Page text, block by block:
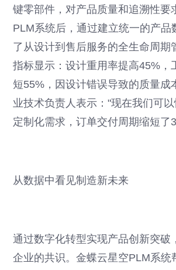
键零部件，对产品质量和追溯性要
PLM系统后，通过建立统一的产品
了从设计到售后服务的全生命周期
指标显示：设计重用率提高45%，
短55%，因设计错误导致的质量成
业技术负责人表示："现在我们可
定制化需求，订单交付周期缩短了
从数据中看见制造新未来
通过数字化转型实现产品创新突破
企业的共识。金蝶云星空PLM系统